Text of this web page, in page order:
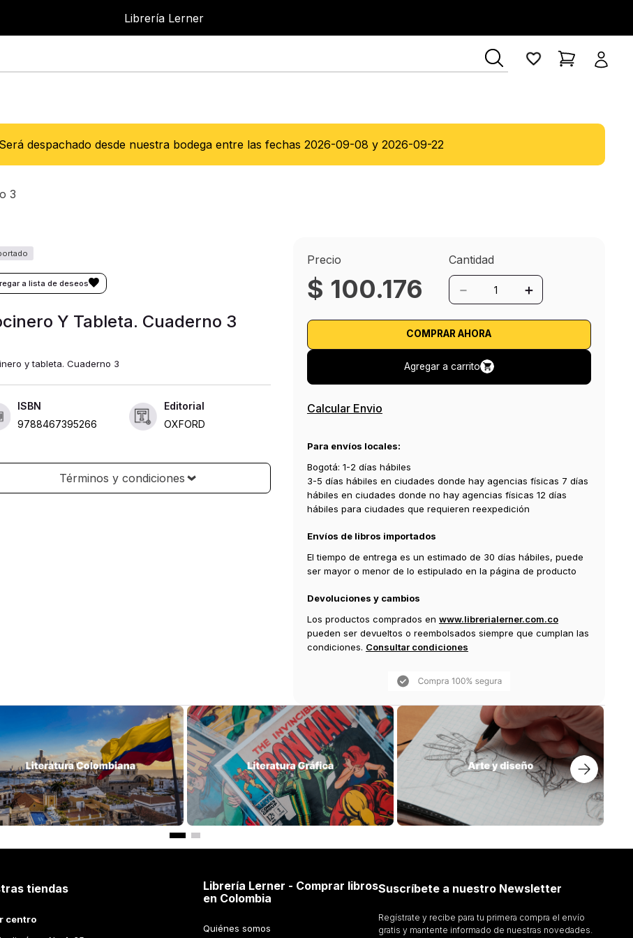
Librería Lerner
despachado desde nuestra bodega entre las fechas 2026-09-08 y 2026-09-22
3
Y Tableta. Cuaderno 3
y tableta. Cuaderno 3
ISBN
9788467395266
Editorial
OXFORD
Términos y condiciones
Precio
$ 100.176
Cantidad
＋
－
COMPRAR AHORA
Agregar a carrito
Calcular Envio
Para envíos locales:
Bogotá: 1-2 días hábiles
3-5 días hábiles en ciudades donde hay agencias físicas 7 días
hábiles en ciudades donde no hay agencias físicas 12 días
hábiles para ciudades que requieren reexpedición
Envíos de libros importados
El tiempo de entrega es un estimado de 30 días hábiles, puede
ser mayor o menor de lo estipulado en la página de producto
Devoluciones y cambios
Los productos comprados en www.librerialerner.com.co
pueden ser devueltos o reembolsados siempre que cumplan las
condiciones. Consultar condiciones
tiendas
centro
Librería Lerner - Comprar libros
en Colombia
Quiénes somos
Suscríbete a nuestro Newsletter
Regístrate y recibe para tu primera compra el envío
gratis y mantente informado de nuestras novedades.